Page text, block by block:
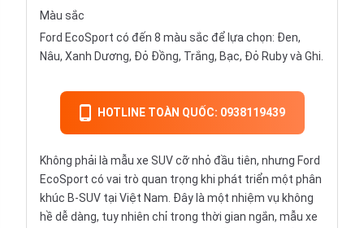
Màu sắc
Ford EcoSport có đến 8 màu sắc để lựa chọn: Đen,
Nâu, Xanh Dương, Đỏ Đồng, Trắng, Bạc, Đỏ Ruby và Ghi.
HOTLINE TOÀN QUỐC: 0938119439
Không phải là mẫu xe SUV cỡ nhỏ đầu tiên, nhưng Ford
EcoSport có vai trò quan trọng khi phát triển một phân
khúc B-SUV tại Việt Nam. Đây là một nhiệm vụ không
hề dễ dàng, tuy nhiên chỉ trong thời gian ngắn, mẫu xe